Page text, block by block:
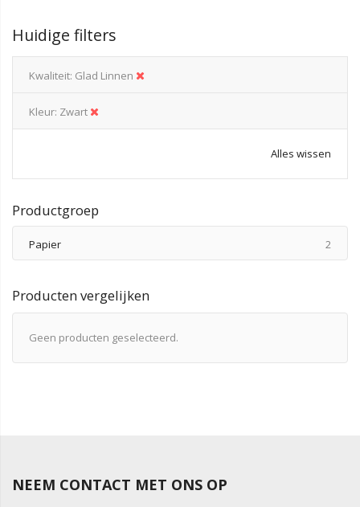
Huidige filters
Kwaliteit Glad Linnen
Kleur Zwart
Alles wissen
Productgroep
Papier 2
Producten vergelijken
Geen producten geselecteerd.
NEEM CONTACT MET ONS OP